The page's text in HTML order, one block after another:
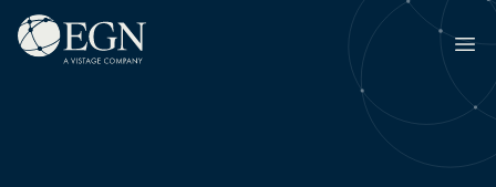
Spring til indhold
Executives' Global Network